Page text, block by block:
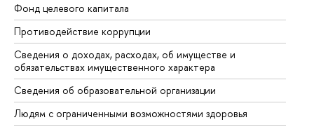
Фонд целевого капитала
Противодействие коррупции
Сведения о доходах, расходах, об имуществе и
обязательствах имущественного характера
Сведения об образовательной организации
Людям с ограниченными возможностями здоровья